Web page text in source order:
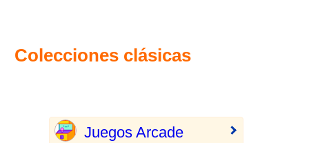
Colecciones clásicas
Juegos Arcade